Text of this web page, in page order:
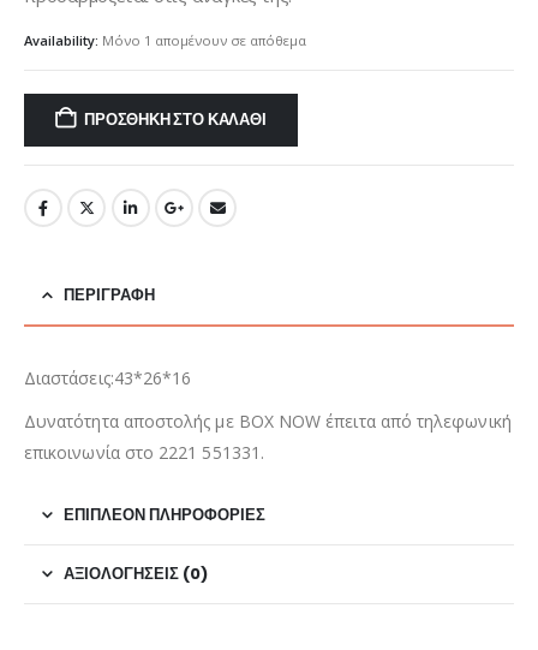
€91,00.
Availability: Μόνο 1 απομένουν σε απόθεμα
ΠΡΟΣΘΉΚΗ ΣΤΟ ΚΑΛΆΘΙ
ΠΕΡΙΓΡΑΦΉ
Διαστάσεις:43*26*16
Δυνατότητα αποστολής με BOX NOW έπειτα από τηλεφωνική
επικοινωνία στο 2221 551331.
ΕΠΙΠΛΈΟΝ ΠΛΗΡΟΦΟΡΊΕΣ
ΑΞΙΟΛΟΓΉΣΕΙΣ (0)